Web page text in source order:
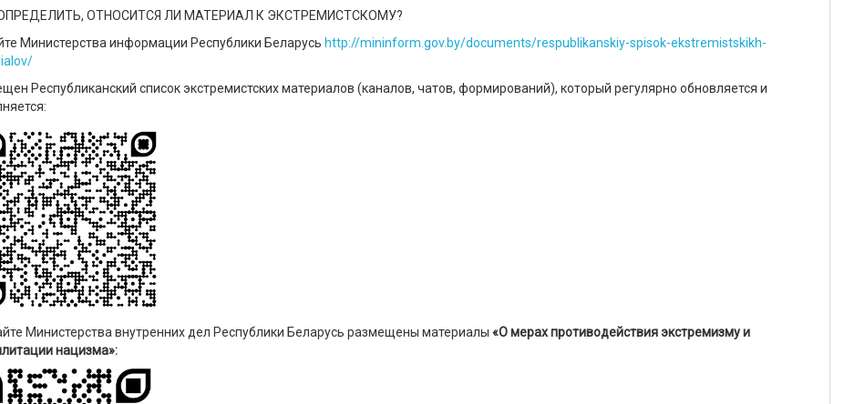
ОТНОСИТСЯ ЛИ МАТЕРИАЛ К ЭКСТРЕМИСТСКОМУ?
Министерства информации Республики Беларусь http://mininform.gov.by/documents/respublikanskiy-spisok-ekstremistskikh-
Республиканский список экстремистских материалов (каналов, чатов, формирований), который регулярно обновляется и
Министерства внутренних дел Республики Беларусь размещены материалы «О мерах противодействия экстремизму и
нацизма»: